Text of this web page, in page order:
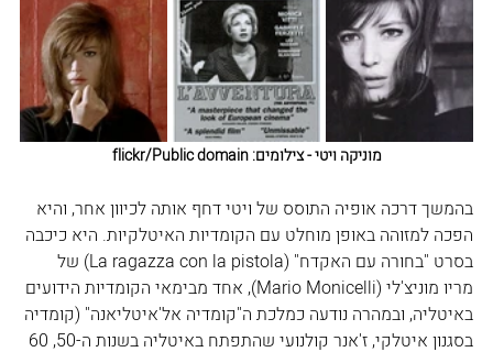
מוניקה ויטי - צילומים: flickr/Public domain
בהמשך דרכה אופיה התוסס של ויטי דחף אותה לכיוון אחר, והיא
הפכה למזוהה באופן מוחלט עם הקומדיות האיטלקיות. היא כיכבה
בסרט "בחורה עם האקדח" (La ragazza con la pistola) של
מריו מוניצ'לי (Mario Monicelli), אחד מבימאי הקומדיות הידועים
באיטליה, ובמהרה נודעה כמלכת ה"קומדיה אל'איטליאנה" (קומדיה